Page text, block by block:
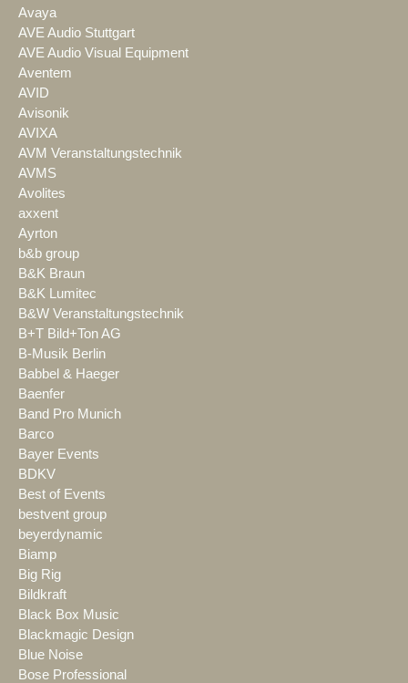
Avaya
AVE Audio Stuttgart
AVE Audio Visual Equipment
Aventem
AVID
Avisonik
AVIXA
AVM Veranstaltungstechnik
AVMS
Avolites
axxent
Ayrton
b&b group
B&K Braun
B&K Lumitec
B&W Veranstaltungstechnik
B+T Bild+Ton AG
B-Musik Berlin
Babbel & Haeger
Baenfer
Band Pro Munich
Barco
Bayer Events
BDKV
Best of Events
bestvent group
beyerdynamic
Biamp
Big Rig
Bildkraft
Black Box Music
Blackmagic Design
Blue Noise
Bose Professional